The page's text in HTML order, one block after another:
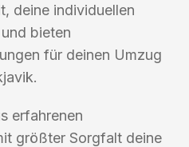
deine individuellen
bieten
für deinen Umzug
erfahrenen
größter Sorgfalt deine